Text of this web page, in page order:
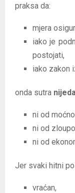
praksa da:
mjera
iako je
postojati,
iako zakon
onda sutra
ni od
ni od
ni od
Jer svaki hitni
vraćan,